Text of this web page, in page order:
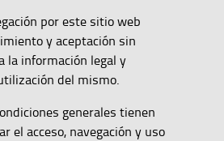
por este sitio web
y aceptación sin
la información legal y
del mismo.
generales tienen
el acceso, navegación y uso